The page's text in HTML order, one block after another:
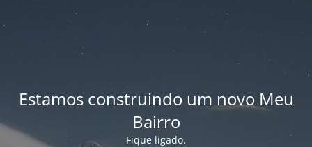
Estamos construindo um novo Meu
Bairro
Fique ligado.